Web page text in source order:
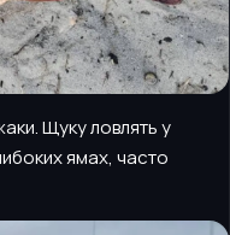
Щуку ловлять у
ямах, часто